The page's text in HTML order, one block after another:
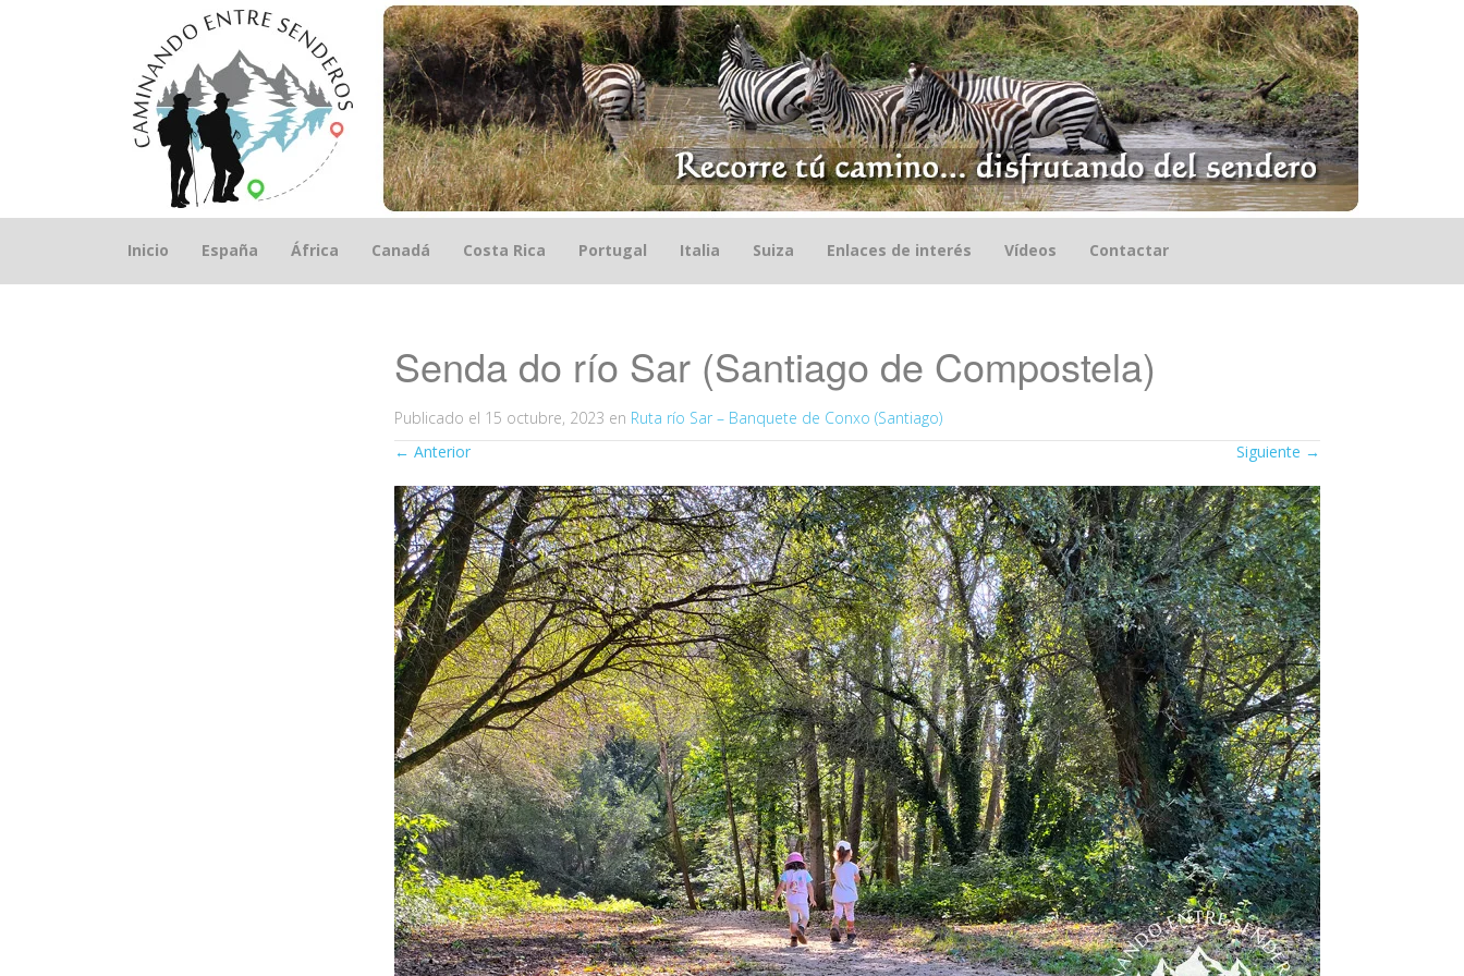
Saltar
Inicio España África Canadá Costa Rica Portugal Italia Suiza Enlaces de interés Vídeos Contactar
Senda do río Sar (Santiago de Compostela)
Publicado el 15 octubre, 2023 en Ruta río Sar – Banquete de Conxo (Santiago)
← Anterior Siguiente →